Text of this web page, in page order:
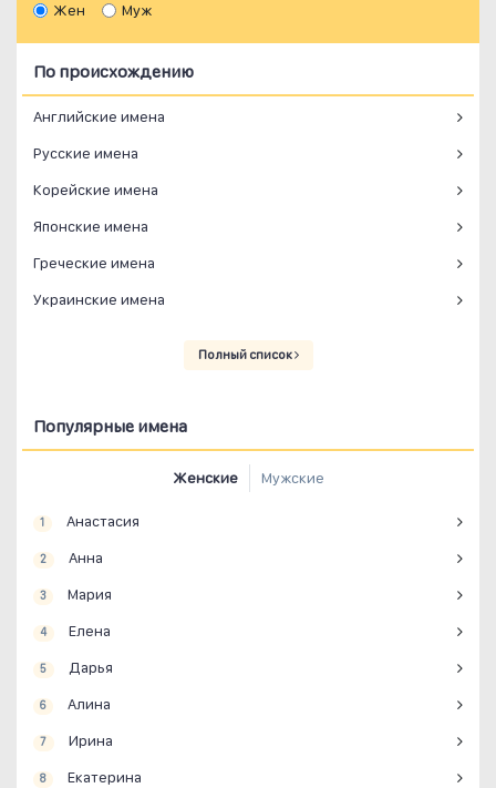
Жен Муж
По происхождению
Английские имена
Русские имена
Корейские имена
Японские имена
Греческие имена
Украинские имена
Полный список
Популярные имена
Женские Мужские
1 Анастасия
2 Анна
3 Мария
4 Елена
5 Дарья
6 Алина
7 Ирина
8 Екатерина